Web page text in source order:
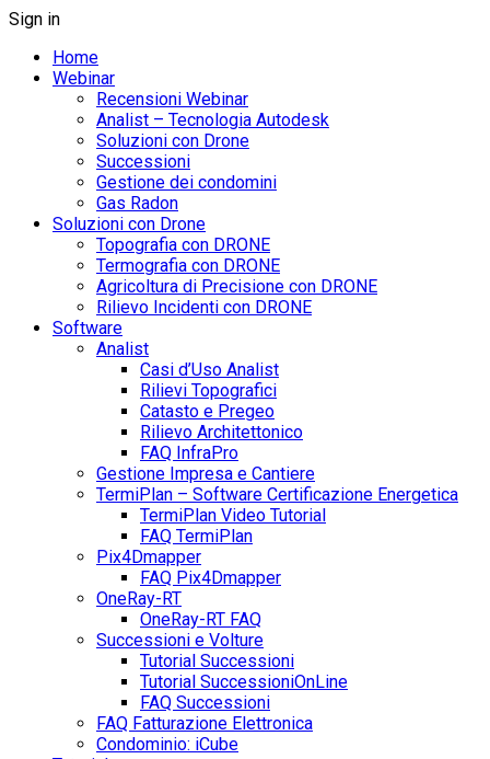
Sign in
Home
Webinar
Recensioni Webinar
Analist – Tecnologia Autodesk
Soluzioni con Drone
Successioni
Gestione dei condomini
Gas Radon
Soluzioni con Drone
Topografia con DRONE
Termografia con DRONE
Agricoltura di Precisione con DRONE
Rilievo Incidenti con DRONE
Software
Analist
Casi d’Uso Analist
Rilievi Topografici
Catasto e Pregeo
Rilievo Architettonico
FAQ InfraPro
Gestione Impresa e Cantiere
TermiPlan – Software Certificazione Energetica
TermiPlan Video Tutorial
FAQ TermiPlan
Pix4Dmapper
FAQ Pix4Dmapper
OneRay-RT
OneRay-RT FAQ
Successioni e Volture
Tutorial Successioni
Tutorial SuccessioniOnLine
FAQ Successioni
FAQ Fatturazione Elettronica
Condominio: iCube